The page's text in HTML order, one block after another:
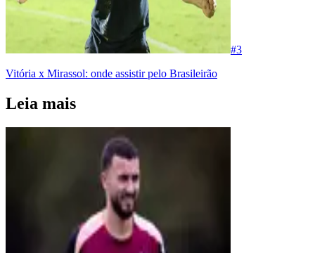
#3
Vitória x Mirassol: onde assistir pelo Brasileirão
Leia mais